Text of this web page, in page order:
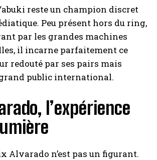
reste un champion discret
Peu présent hors du ring,
par les grandes machines
il incarne parfaitement ce
redouté par ses pairs mais
public international.
l’expérience
Alvarado n’est pas un figurant.